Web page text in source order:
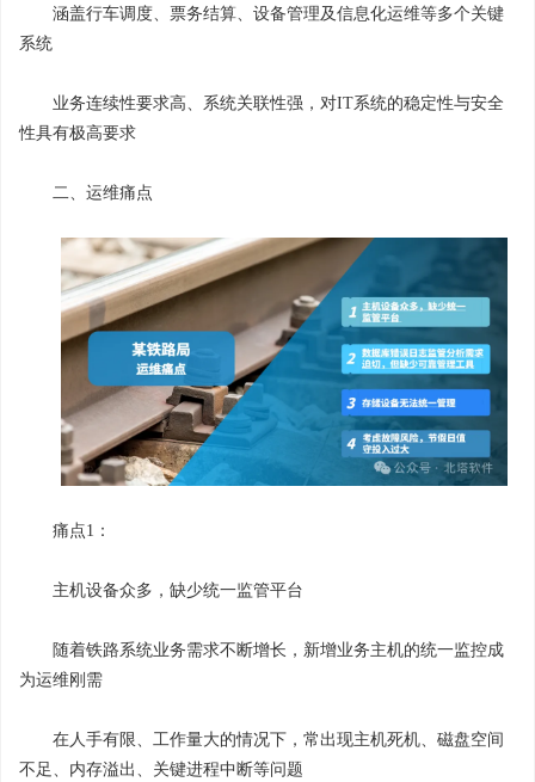
涵盖行车调度、票务结算、设备管理及信息化运维等多个关键
系统
业务连续性要求高、系统关联性强，对IT系统的稳定性与安全
性具有极高要求
二、运维痛点
痛点1：
主机设备众多，缺少统一监管平台
随着铁路系统业务需求不断增长，新增业务主机的统一监控成
为运维刚需
在人手有限、工作量大的情况下，常出现主机死机、磁盘空间
不足、内存溢出、关键进程中断等问题